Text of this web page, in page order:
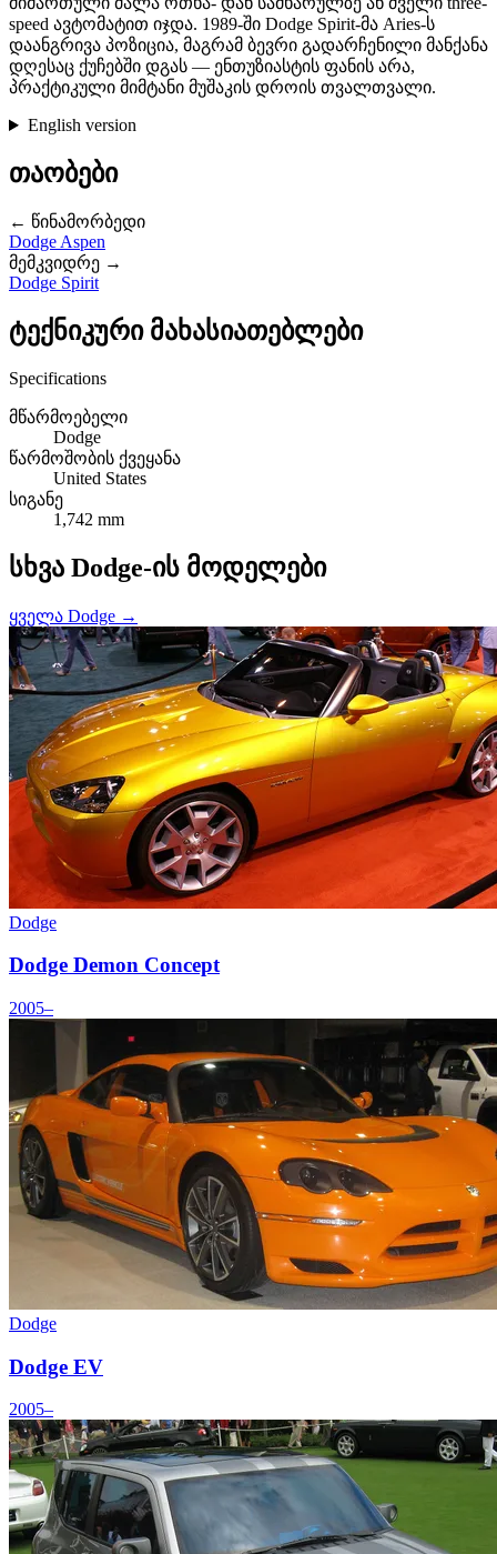
speed ავტომატით იჯდა. 1989-ში Dodge Spirit-მა Aries-ს
დაანგრივა პოზიცია, მაგრამ ბევრი გადარჩენილი მანქანა
დღესაც ქუჩებში დგას — ენთუზიასტის ფანის არა,
პრაქტიკული მიმტანი მუშაკის დროის თვალთვალი.
English version
თაობები
← წინამორბედი
Dodge Aspen
მემკვიდრე →
Dodge Spirit
ტექნიკური მახასიათებლები
Specifications
მწარმოებელი
Dodge
წარმოშობის ქვეყანა
United States
სიგანე
1,742 mm
სხვა Dodge-ის მოდელები
ყველა Dodge →
Dodge
Dodge Demon Concept
2005–
Dodge
Dodge EV
2005–